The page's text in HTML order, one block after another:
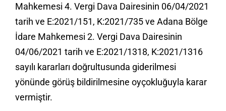
Mahkemesi 4. Vergi Dava Dairesinin 06/04/2021
tarih ve E:2021/151, K:2021/735 ve Adana Bölge
İdare Mahkemesi 2. Vergi Dava Dairesinin
04/06/2021 tarih ve E:2021/1318, K:2021/1316
sayılı kararları doğrultusunda giderilmesi
yönünde görüş bildirilmesine oyçokluğuyla karar
vermiştir.